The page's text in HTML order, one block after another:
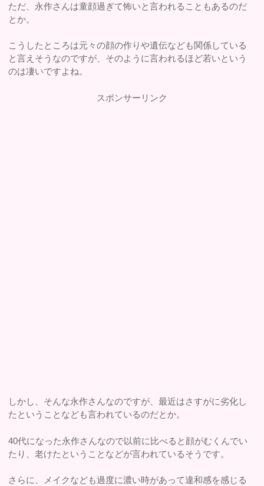
ただ、永作さんは童顔過ぎて怖いと言われることもあるのだ
とか。
こうしたところは元々の顔の作りや遺伝なども関係している
と言えそうなのですが、そのように言われるほど若いという
のは凄いですよね。
スポンサーリンク
しかし、そんな永作さんなのですが、最近はさすがに劣化し
たということなども言われているのだとか。
40代になった永作さんなので以前に比べると顔がむくんでい
たり、老けたということなどが言われているそうです。
さらに、メイクなども過度に濃い時があって違和感を感じる